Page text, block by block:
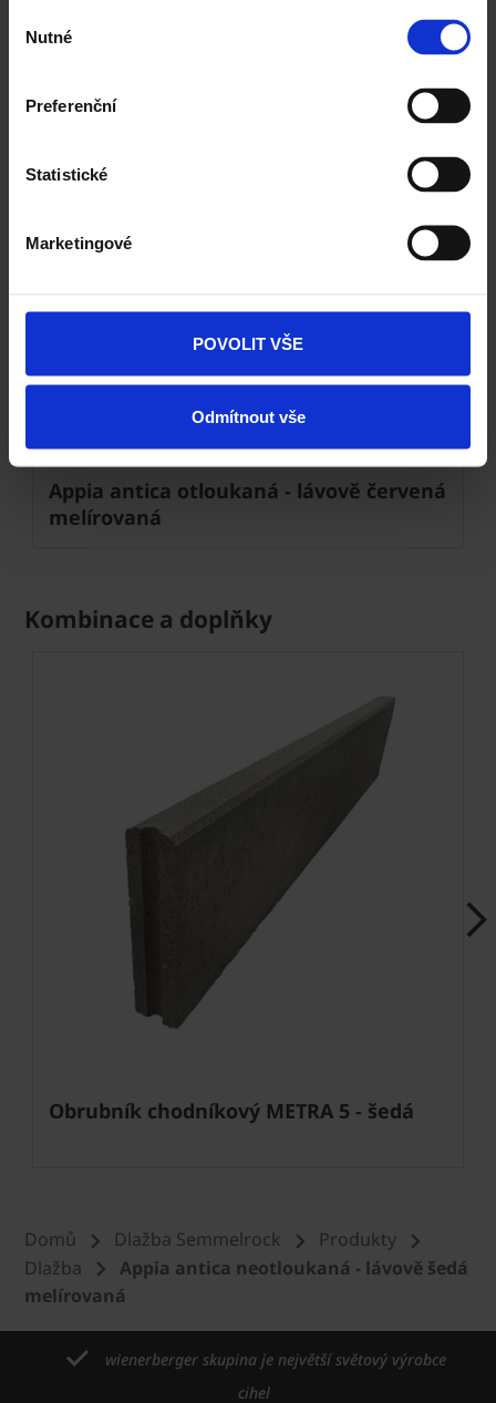
souhlasu
Nutné
Preferenční
Statistické
Marketingové
POVOLIT VŠE
Odmítnout vše
Appia antica otloukaná - lávově červená
melírovaná
Next
Kombinace a doplňky
Obrubník chodníkový METRA 5 - šedá
Domů Dlažba Semmelrock
Produkty
Dlažba
Appia antica neotloukaná - lávově šedá
melírovaná
wienerberger skupina je největší světový výrobce
cihel